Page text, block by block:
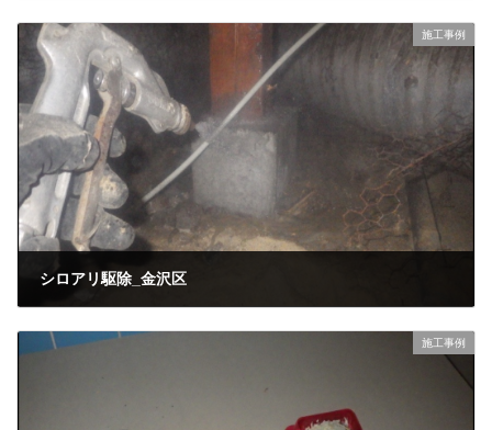
施工事例
シロアリ駆除_金沢区
施工事例